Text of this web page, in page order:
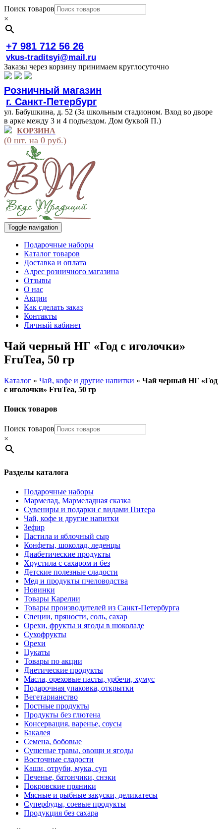
Поиск товаров
×
+7 981 712 56 26
vkus-traditsyi@mail.ru
Заказы через корзину принимаем круглосуточно
Розничный магазин
г. Санкт-Петербург
ул. Бабушкина, д. 52 (За школьным стадионом. Вход во дворе
в арке между 3 и 4 подъездом. Дом буквой П.)
КОРЗИНА
(0 шт. на 0 руб.)
Toggle navigation
Подарочные наборы
Каталог товаров
Доставка и оплата
Адрес розничного магазина
Отзывы
О нас
Акции
Как сделать заказ
Контакты
Личный кабинет
Чай черный НГ «Год с иголочки»
FruTea, 50 гр
Каталог » Чай, кофе и другие напитки » Чай черный НГ «Год
с иголочки» FruTea, 50 гр
Поиск товаров
Поиск товаров
×
Разделы каталога
Подарочные наборы
Мармелад, Мармеладная сказка
Сувениры и подарки с видами Питера
Чай, кофе и другие напитки
Зефир
Пастила и яблочный сыр
Конфеты, шоколад, леденцы
Диабетические продукты
Хрустила с сахаром и без
Детские полезные сладости
Мед и продукты пчеловодства
Новинки
Товары Карелии
Товары производителей из Санкт-Петербурга
Специи, пряности, соль, сахар
Орехи, фрукты и ягоды в шоколаде
Сухофрукты
Орехи
Цукаты
Товары по акции
Диетические продукты
Масла, ореховые пасты, урбечи, хумус
Подарочная упаковка, открытки
Вегетарианство
Постные продукты
Продукты без глютена
Консервация, варенье, соусы
Бакалея
Семена, бобовые
Сушеные травы, овощи и ягоды
Восточные сладости
Каши, отруби, мука, суп
Печенье, батончики, снэки
Покровские пряники
Мясные и рыбные закуски, деликатесы
Суперфуды, соевые продукты
Продукция без сахара